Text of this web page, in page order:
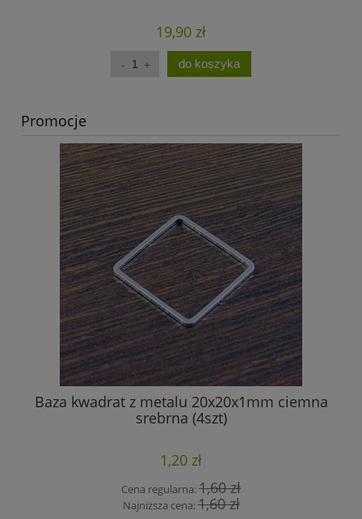
19,90 zł
do koszyka
Promocje
Baza kwadrat z metalu 20x20x1mm ciemna
srebrna (4szt)
1,20 zł
Cena regularna:1,60 zł
Najniższa cena:1,60 zł